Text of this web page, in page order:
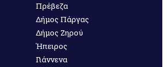
Πρέβεζα
Δήμος Πάργας
Δήμος Ζηρού
Ήπειρος
Γιάννενα